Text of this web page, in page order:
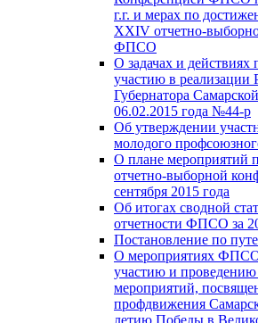
г.г. и мерах по
XXIV отчетно-
ФПСО
О задачах и
участию в реализации
Губернатора
06.02.2015 года №44-р
Об утверждении
молодого
О плане мероприятий
отчетно-выборной
сентября 2015 года
Об итогах сводной
отчетности ФПСО за
Постановление по
О мероприятиях ФПСО
участию и
мероприятий,
профдвижения
летию Победы в